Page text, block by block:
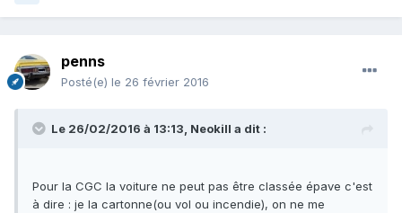
penns
Posté(e) le 26 février 2016
Le 26/02/2016 à 13:13, Neokill a dit :
Pour la CGC la voiture ne peut pas être classée épave c'est
à dire : je la cartonne(ou vol ou incendie), on ne me